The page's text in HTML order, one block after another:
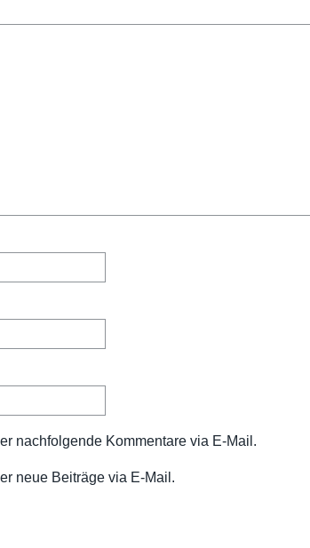
nachfolgende Kommentare via E-Mail.
neue Beiträge via E-Mail.